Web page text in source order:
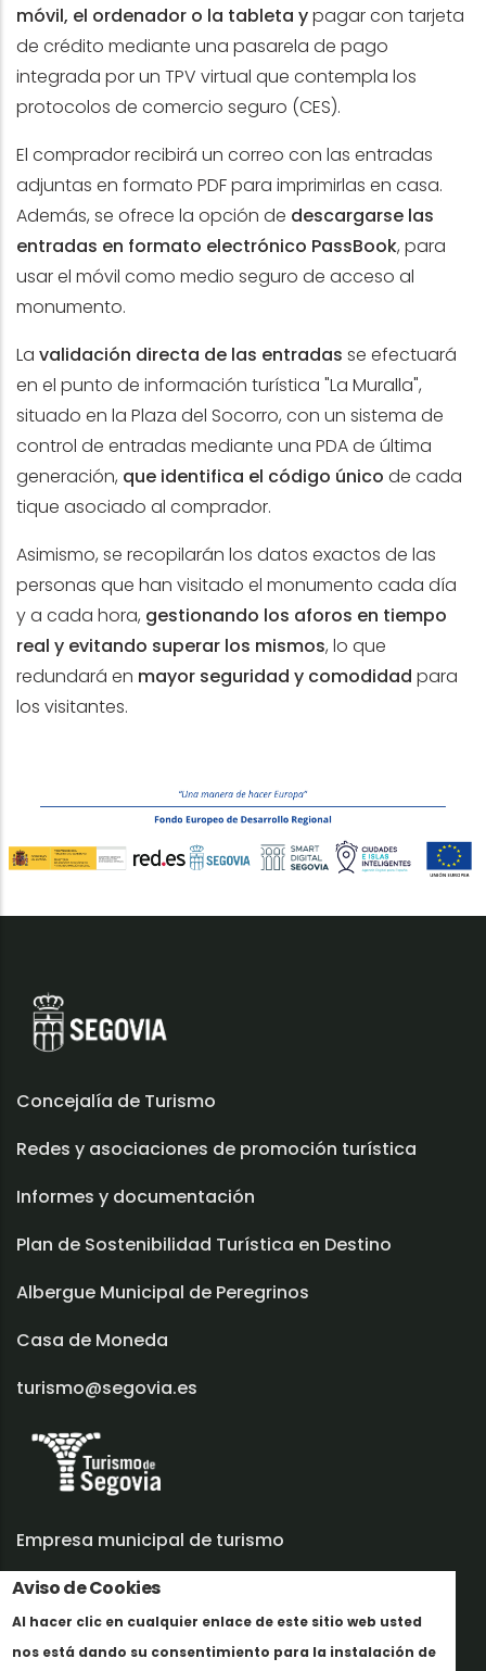
Aviso de Cookies
Al hacer clic en cualquier enlace de este sitio web usted
nos está dando su consentimiento para la instalación de
móvil, el ordenador o la tableta ypagar con tarjeta
de crédito mediante una pasarela de pago
integrada por un TPV virtual que contempla los
protocolos de comercio seguro (CES).
El comprador recibirá un correo con las entradas
adjuntas en formato PDF para imprimirlas en casa.
Además, se ofrece la opción de descargarse las
entradas en formato electrónico PassBook, para
usar el móvil como medio seguro de acceso al
monumento.
La validación directa de las entradas se efectuará
en el punto de información turística "La Muralla",
situado en la Plaza del Socorro, con un sistema de
control de entradas mediante una PDA de última
generación, que identifica el código único de cada
tique asociado al comprador.
Asimismo, se recopilarán los datos exactos de las
personas que han visitado el monumento cada día
y a cada hora, gestionando los aforos en tiempo
real y evitando superar los mismos, lo que
redundará en mayor seguridad y comodidad para
los visitantes.
Concejalía de Turismo
Redes y asociaciones de promoción turística
Informes y documentación
Plan de Sostenibilidad Turística en Destino
Albergue Municipal de Peregrinos
Casa de Moneda
turismo@segovia.es
Empresa municipal de turismo
Trabaja con nosotros
Informes y documentación